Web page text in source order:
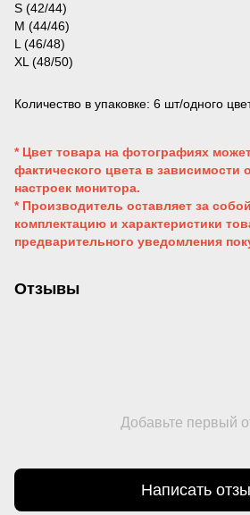
S (42/44)
M (44/46)
L (46/48)
XL (48/50)
Количество в упаковке: 6 шт/одного
* Цвет товара на фотографиях
фактического цвета в зависимости
настроек монитора.
* Производитель оставляет за
комплектацию и характеристики
предварительного уведомления
Отзывы
Добавьте первый
Написать